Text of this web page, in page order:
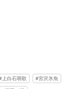
上白石萌歌
宮沢氷魚